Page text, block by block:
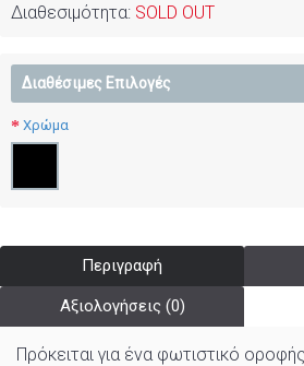
Διαθεσιμότητα: SOLD OUT
Διαθέσιμες Επιλογές
Χρώμα
Περιγραφή
Αξιολογήσεις (0)
Πρόκειται για ένα φωτιστικό